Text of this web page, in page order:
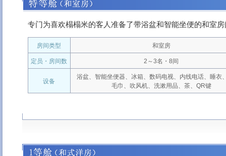
专门为喜欢榻榻米的客人准备了带浴盆和智能坐便的和室房
房间类型 和室房
定员・房间数 2～3名・8间
设备
浴盆、智能坐便器、冰箱、数码电视、内线电话、睡衣
毛巾、吹风机、洗漱用品、茶、QR键